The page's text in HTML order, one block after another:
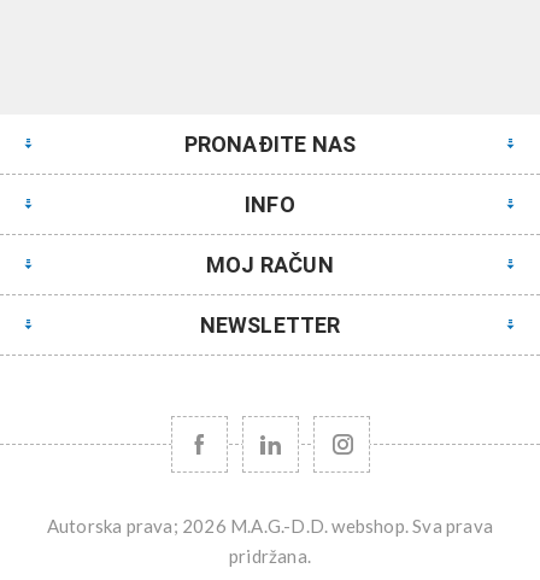
PRONAĐITE NAS
INFO
MOJ RAČUN
NEWSLETTER
Autorska prava; 2026 M.A.G.-D.D. webshop. Sva prava
pridržana.